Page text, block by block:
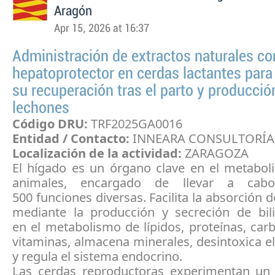
Aragón
Apr 15, 2026 at 16:37
Administración de extractos naturales
hepatoprotector en cerdas lactantes
su recuperación tras el parto y
lechones
Código DRU: TRF2025GA0016
Entidad / Contacto: INNEARA
Localización de la actividad: ZARAGOZA
El hígado es un órgano clave en el
animales, encargado de llevar a
500 funciones diversas. Facilita la absorción
mediante la producción y secreción de
en el metabolismo de lípidos, proteínas,
vitaminas, almacena minerales, desintoxica
y regula el sistema endocrino.
Las cerdas reproductoras experimentan